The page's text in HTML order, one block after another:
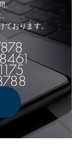
、
おります。